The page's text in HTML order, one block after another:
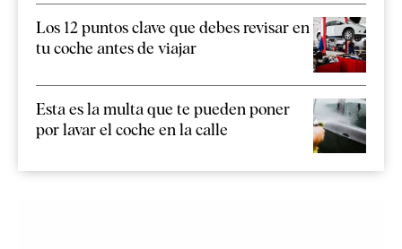
Los 12 puntos clave que debes revisar en
tu coche antes de viajar
Esta es la multa que te pueden poner
por lavar el coche en la calle